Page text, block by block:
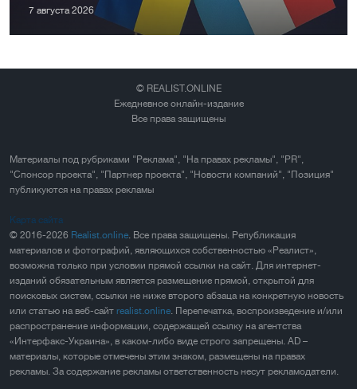
7 августа 2026
© REALIST.ONLINE
Ежедневное онлайн-издание
Все права защищены
Материалы под рубриками "Реклама", "На правах рекламы", "PR",
"Спонсор проекта", "Партнер проекта", "Новости компаний", "Позиция"
публикуются на правах рекламы
Карта сайта
© 2016-2026 Realist.online . Все права защищены. Републикация
материалов и фотографий, являющихся собственностью «Реалист»,
возможна только при условии прямой ссылки на сайт. Для интернет-
изданий обязательным является размещение прямой, открытой для
поисковых систем, ссылки не ниже второго абзаца на конкретную новость
или статью на веб-сайт realist.online . Перепечатка, воспроизведение и/или
распространение информации, содержащей ссылку на агентства
«Интерфакс-Украина», в каком-либо виде строго запрещены. AD –
материалы, которые отмечены этим знаком, размещены на правах
рекламы. За содержание рекламы ответственность несут рекламодатели.